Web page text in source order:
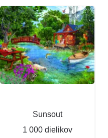
Sunsout
1 000 dielikov